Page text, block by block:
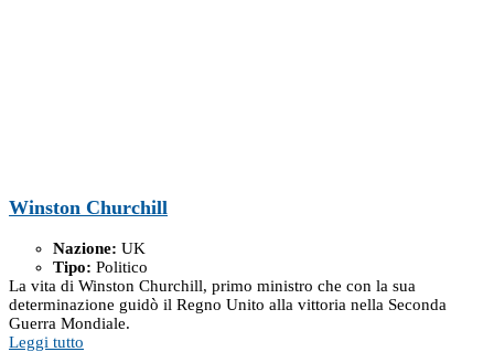
Winston Churchill
Nazione: UK
Tipo: Politico
La vita di Winston Churchill, primo ministro che con la sua
determinazione guidò il Regno Unito alla vittoria nella Seconda
Guerra Mondiale.
Leggi tutto